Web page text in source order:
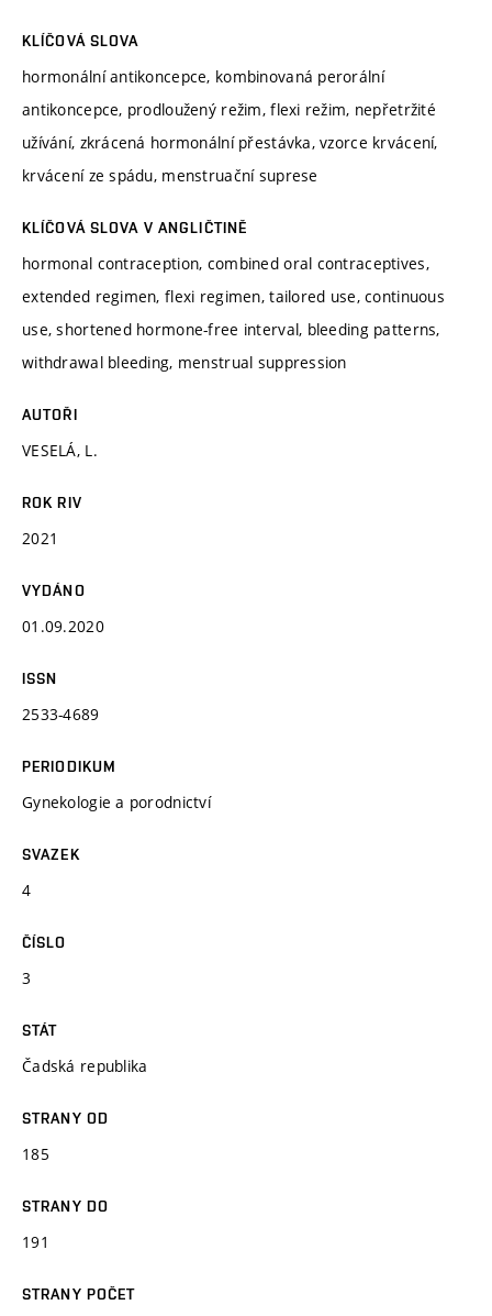
KLÍČOVÁ SLOVA
hormonální antikoncepce, kombinovaná perorální
antikoncepce, prodloužený režim, flexi režim, nepřetržité
užívání, zkrácená hormonální přestávka, vzorce krvácení,
krvácení ze spádu, menstruační suprese
KLÍČOVÁ SLOVA V ANGLIČTINĚ
hormonal contraception, combined oral contraceptives,
extended regimen, flexi regimen, tailored use, continuous
use, shortened hormone-free interval, bleeding patterns,
withdrawal bleeding, menstrual suppression
AUTOŘI
VESELÁ, L.
ROK RIV
2021
VYDÁNO
01.09.2020
ISSN
2533-4689
PERIODIKUM
Gynekologie a porodnictví
SVAZEK
4
ČÍSLO
3
STÁT
Čadská republika
STRANY OD
185
STRANY DO
191
STRANY POČET